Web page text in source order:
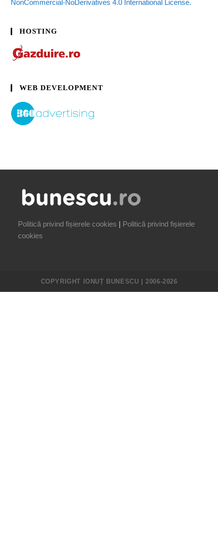
NonCommercial-NoDerivatives 4.0 International License.
HOSTING
WEB DEVELOPMENT
Politică privind fișierele cookies | Politică privind fișierele
cookies
COPYRIGHT IONUȚ BUNESCU | 2006-2026